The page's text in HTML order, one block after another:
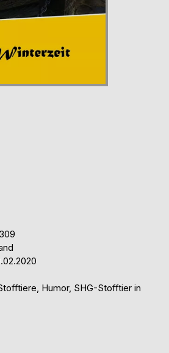
Humor, SHG-Stofftier in